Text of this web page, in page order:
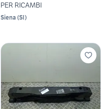
PER RICAMBI
Siena (SI)